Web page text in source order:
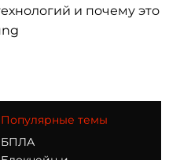
и почему это
Популярные темы
БПЛА